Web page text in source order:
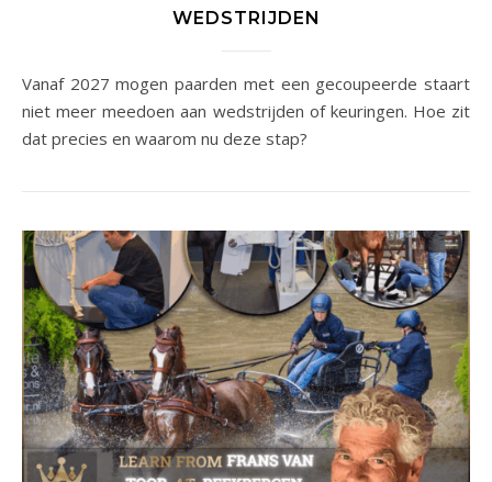
WEDSTRIJDEN
Vanaf 2027 mogen paarden met een gecoupeerde staart
niet meer meedoen aan wedstrijden of keuringen. Hoe zit
dat precies en waarom nu deze stap?